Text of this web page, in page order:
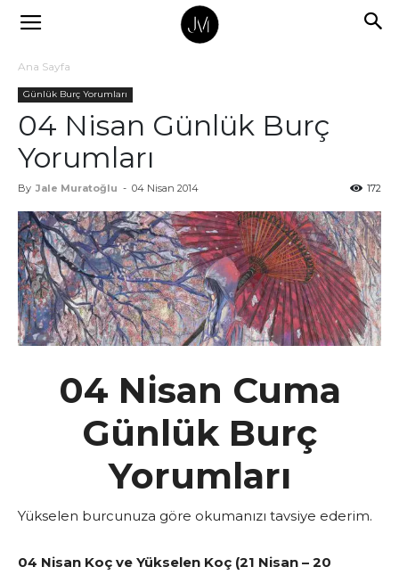
Ana Sayfa
Günlük Burç Yorumları
04 Nisan Günlük Burç
Yorumları
By Jale Muratoğlu - 04 Nisan 2014 172
04 Nisan Cuma
Günlük Burç
Yorumları
Yükselen burcunuza göre okumanızı tavsiye ederim.
04 Nisan Koç ve Yükselen Koç (21 Nisan – 20